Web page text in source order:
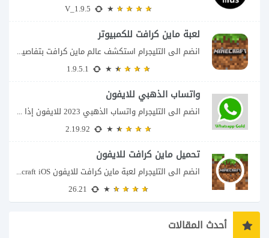
لعبة ماين كرافت للكمبيوتر
انضم الى التليجرام استكشف عالم ماين كرافت بتفاصيل مذهلة 🌟 هل أنت مستعد لمغامرة...
واتساب الذهبي للايفون
انضم الى التليجرام واتساب الذهبي 2023 للايفون إذا كنت تبحث عن واتساب الذهبي للايفون...
تحميل ماين كرافت للايفون
انضم الى التليجرام لعبة ماين كرافت للايفون Minecraft iOS تُعد لعبة Minecraft واحدة من...
أحدث المقالات